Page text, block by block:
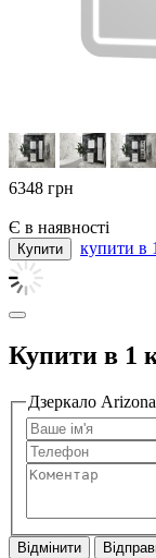
6348 грн
Є в наявності
купити в
Купити в 1
Дзеркало
Відмінити